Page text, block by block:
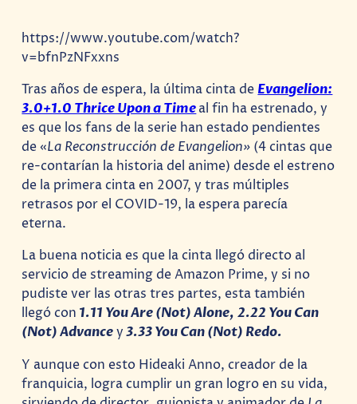
https://www.youtube.com/watch?
v=bfnPzNFxxns
Tras años de espera, la última cinta de Evangelion:
3.0+1.0 Thrice Upon a Timeal fin ha estrenado, y
es que los fans de la serie han estado pendientes
de «La Reconstrucción de Evangelion» (4 cintas que
re-contarían la historia del anime) desde el estreno
de la primera cinta en 2007, y tras múltiples
retrasos por el COVID-19, la espera parecía
eterna.
La buena noticia es que la cinta llegó directo al
servicio de streaming de Amazon Prime, y si no
pudiste ver las otras tres partes, esta también
llegó con 1.11 You Are (Not) Alone, 2.22 You Can
(Not) Advancey3.33 You Can (Not) Redo.
Y aunque con esto Hideaki Anno, creador de la
franquicia, logra cumplir un gran logro en su vida,